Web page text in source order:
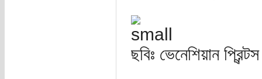
ছবিঃ ভেনেশিয়ান